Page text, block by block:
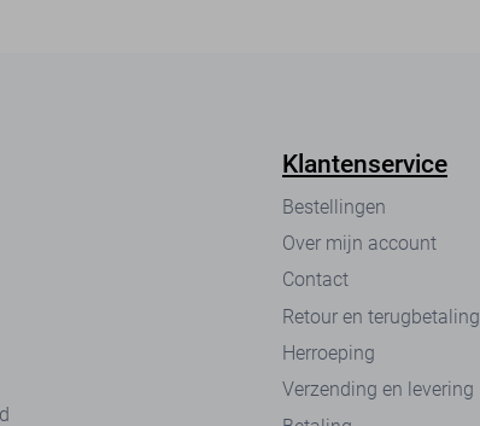
Klantenservice
Bestellingen
Over mijn account
Contact
Retour en terugbetaling
Herroeping
Verzending en levering